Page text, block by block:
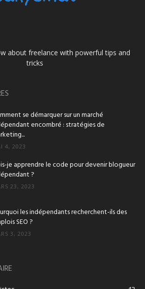
about freelance with powerful tips and
tricks
se démarquer sur un marché
encombré : stratégies de
4, 2023
je apprendre le code pour devenir blogueur
?
23, 2023
les indépendants recherchent-ils des
SEO ?
3, 2023